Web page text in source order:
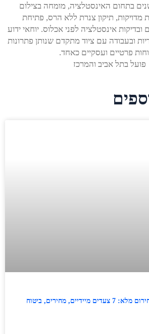
ניסיון של מעל 7 שנים בתחום האינסטלציה, מומחה בצילום
מדויקות, תיקון צנרת ללא הרס, פתיחת
אינסטלציה לפני אכלוס. יוחאי ידוע
ובעבודה עם ציוד מתקדם שנותן פתרונות
פרטיים ועסקיים כאחד.
הצפה בבית? מדריך חירום מלא: 7 צעדים מיידיים, מחירים, ביטוח